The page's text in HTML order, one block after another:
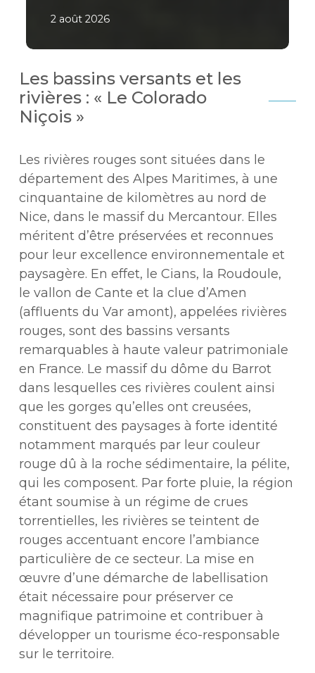
2 août 2026
Les bassins versants et les
rivières : « Le Colorado
Niçois »
Les rivières rouges sont situées dans le
département des Alpes Maritimes, à une
cinquantaine de kilomètres au nord de
Nice, dans le massif du Mercantour. Elles
méritent d’être préservées et reconnues
pour leur excellence environnementale et
paysagère. En effet, le Cians, la Roudoule,
le vallon de Cante et la clue d’Amen
(affluents du Var amont), appelées rivières
rouges, sont des bassins versants
remarquables à haute valeur patrimoniale
en France. Le massif du dôme du Barrot
dans lesquelles ces rivières coulent ainsi
que les gorges qu’elles ont creusées,
constituent des paysages à forte identité
notamment marqués par leur couleur
rouge dû à la roche sédimentaire, la pélite,
qui les composent. Par forte pluie, la région
étant soumise à un régime de crues
torrentielles, les rivières se teintent de
rouges accentuant encore l’ambiance
particulière de ce secteur. La mise en
œuvre d’une démarche de labellisation
était nécessaire pour préserver ce
magnifique patrimoine et contribuer à
développer un tourisme éco-responsable
sur le territoire.